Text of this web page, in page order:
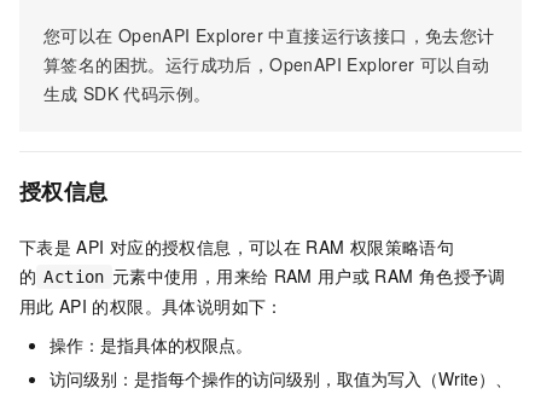
您可以在 OpenAPI Explorer 中直接运行该接口，免去您计
算签名的困扰。运行成功后，OpenAPI Explorer 可以自动
生成 SDK 代码示例。
授权信息
下表是 API 对应的授权信息，可以在 RAM 权限策略语句
的 Action 元素中使用，用来给 RAM 用户或 RAM 角色授予调
用此 API 的权限。具体说明如下：
操作：是指具体的权限点。
访问级别：是指每个操作的访问级别，取值为写入（Write）、